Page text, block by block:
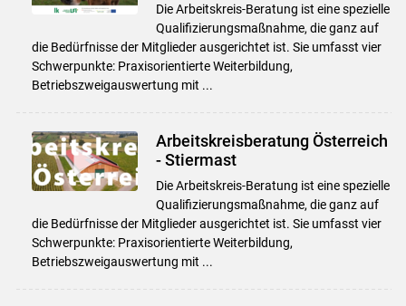
Die Arbeitskreis-Beratung ist eine spezielle
Qualifizierungsmaßnahme, die ganz auf
die Bedürfnisse der Mitglieder ausgerichtet ist. Sie umfasst vier
Schwerpunkte: Praxisorientierte Weiterbildung,
Betriebszweigauswertung mit ...
Arbeitskreisberatung Österreich
- Stiermast
Die Arbeitskreis-Beratung ist eine spezielle
Qualifizierungsmaßnahme, die ganz auf
die Bedürfnisse der Mitglieder ausgerichtet ist. Sie umfasst vier
Schwerpunkte: Praxisorientierte Weiterbildung,
Betriebszweigauswertung mit ...